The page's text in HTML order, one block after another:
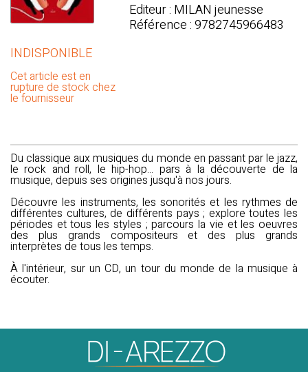
INDISPONIBLE
Cet article est en
rupture de stock chez
le fournisseur
Editeur : MILAN jeunesse
Référence : 9782745966483
Du classique aux musiques du monde en passant par le jazz,
le rock and roll, le hip-hop... pars à la découverte de la
musique, depuis ses origines jusqu'à nos jours.
Découvre les instruments, les sonorités et les rythmes de
différentes cultures, de différents pays ; explore toutes les
périodes et tous les styles ; parcours la vie et les oeuvres
des plus grands compositeurs et des plus grands
interprètes de tous les temps.
À l'intérieur, sur un CD, un tour du monde de la musique à
écouter.